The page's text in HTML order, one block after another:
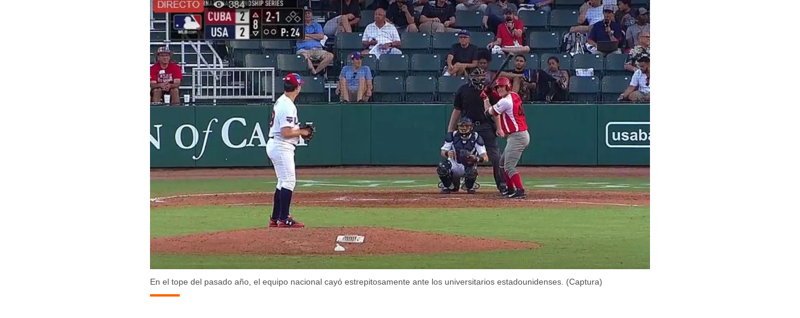
En el tope del pasado año, el equipo nacional cayó estrepitosamente ante los universitarios estadounidenses. (Captura)